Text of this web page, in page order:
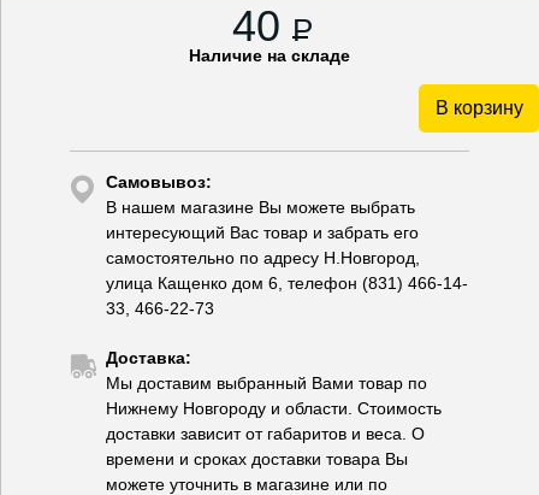
40 P
Наличие на складе
В корзину
Самовывоз:
В нашем магазине Вы можете выбрать
интересующий Вас товар и забрать его
самостоятельно по адресу Н.Новгород,
улица Кащенко дом 6, телефон (831) 466-14-
33, 466-22-73
Доставка:
Мы доставим выбранный Вами товар по
Нижнему Новгороду и области. Стоимость
доставки зависит от габаритов и веса. О
времени и сроках доставки товара Вы
можете уточнить в магазине или по